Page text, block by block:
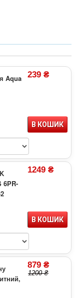
Aqua
239 ₴
В КОШИК
6PR-
1249 ₴
В КОШИК
879 ₴
1200 ₴